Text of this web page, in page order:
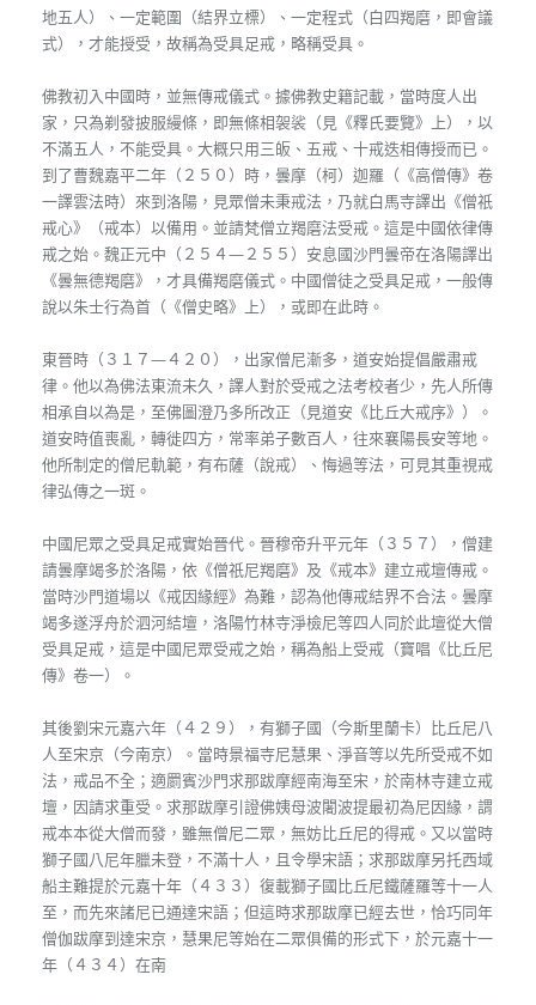
地五人）、一定範圍（結界立標）、一定程式（白四羯磨，即會議
式），才能授受，故稱為受具足戒，略稱受具。
佛教初入中國時，並無傳戒儀式。據佛教史籍記載，當時度人出
家，只為剃發披服縵條，即無條相袈裟（見《釋氏要覽》上），以
不滿五人，不能受具。大概只用三皈、五戒、十戒迭相傳授而已。
到了曹魏嘉平二年（２５０）時，曇摩（柯）迦羅（《高僧傳》卷
一譯雲法時）來到洛陽，見眾僧未秉戒法，乃就白馬寺譯出《僧祇
戒心》（戒本）以備用。並請梵僧立羯磨法受戒。這是中國依律傳
戒之始。魏正元中（２５４—２５５）安息國沙門曇帝在洛陽譯出
《曇無德羯磨》，才具備羯磨儀式。中國僧徒之受具足戒，一般傳
說以朱士行為首（《僧史略》上），或即在此時。
東晉時（３１７—４２０），出家僧尼漸多，道安始提倡嚴肅戒
律。他以為佛法東流未久，譯人對於受戒之法考校者少，先人所傳
相承自以為是，至佛圖澄乃多所改正（見道安《比丘大戒序》）。
道安時值喪亂，轉徙四方，常率弟子數百人，往來襄陽長安等地。
他所制定的僧尼軌範，有布薩（說戒）、悔過等法，可見其重視戒
律弘傳之一斑。
中國尼眾之受具足戒實始晉代。晉穆帝升平元年（３５７），僧建
請曇摩竭多於洛陽，依《僧祇尼羯磨》及《戒本》建立戒壇傳戒。
當時沙門道場以《戒因緣經》為難，認為他傳戒結界不合法。曇摩
竭多遂浮舟於泗河結壇，洛陽竹林寺淨檢尼等四人同於此壇從大僧
受具足戒，這是中國尼眾受戒之始，稱為船上受戒（寶唱《比丘尼
傳》卷一）。
其後劉宋元嘉六年（４２９），有獅子國（今斯里蘭卡）比丘尼八
人至宋京（今南京）。當時景福寺尼慧果、淨音等以先所受戒不如
法，戒品不全；適罽賓沙門求那跋摩經南海至宋，於南林寺建立戒
壇，因請求重受。求那跋摩引證佛姨母波闍波提最初為尼因緣，謂
戒本本從大僧而發，雖無僧尼二眾，無妨比丘尼的得戒。又以當時
獅子國八尼年臘未登，不滿十人，且令學宋語；求那跋摩另托西域
船主難提於元嘉十年（４３３）復載獅子國比丘尼鐵薩羅等十一人
至，而先來諸尼已通達宋語；但這時求那跋摩已經去世，恰巧同年
僧伽跋摩到達宋京，慧果尼等始在二眾俱備的形式下，於元嘉十一
年（４３４）在南